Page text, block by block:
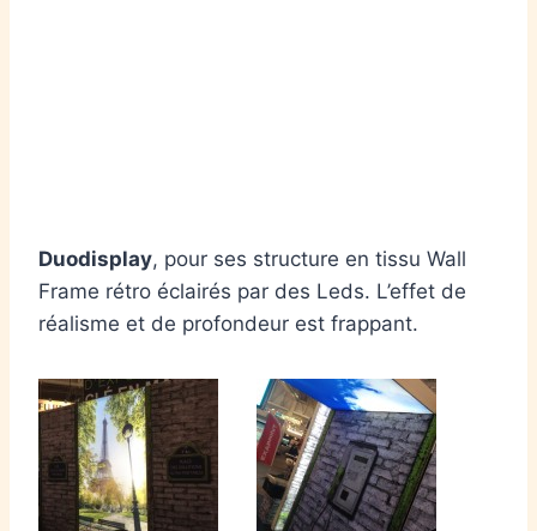
Duodisplay, pour ses structure en tissu Wall
Frame rétro éclairés par des Leds. L’effet de
réalisme et de profondeur est frappant.